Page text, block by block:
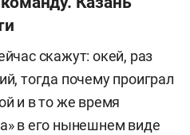
скажут: окей, раз
тогда почему проиграл
и в то же время
в его нынешнем виде